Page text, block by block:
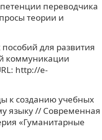
переводчика
теории и
для развития
коммуникации
http://e-
к созданию учебных
языку // Современная
«Гуманитарные